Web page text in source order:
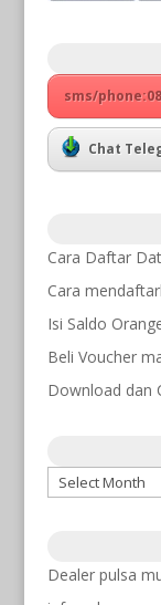
sms/
Chat
Cara Daftar
Cara
Isi Saldo
Beli Voucher
Download dan
Archives
Dealer pulsa